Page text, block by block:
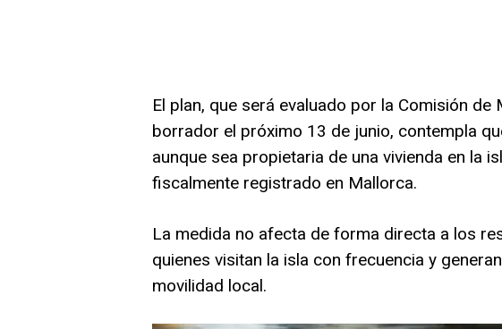
El plan, que será evaluado por la Comisión
borrador el próximo 13 de junio, contempla
aunque sea propietaria de una vivienda en la
fiscalmente registrado en Mallorca.
La medida no afecta de forma directa a los
quienes visitan la isla con frecuencia y
movilidad local.